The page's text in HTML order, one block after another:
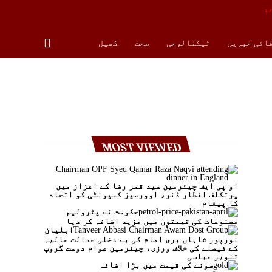
خبریں ٹیکنالوجی صحت کھیل
MOST VIEWED
او پی ایف چیئرمین سید قمر رضا کے اعزاز میں
پرتکلف افطار ڈنر، اوورسیز کمیونٹی کو اتحاد
کا پیغام
حکومت نے پٹرولیم
مصنوعات کی قیمتوں میں مزید اضافہ کر دیا
اہلیان
نورپور شاہاں بری امام کی بے دخلی عدالت عالیہ
کے فیصلے کی خلاف ورزی، چیئرمین عوام دوست گروپ
تنویر عباسی
سونے کی قیمت میں بڑا اضافہ